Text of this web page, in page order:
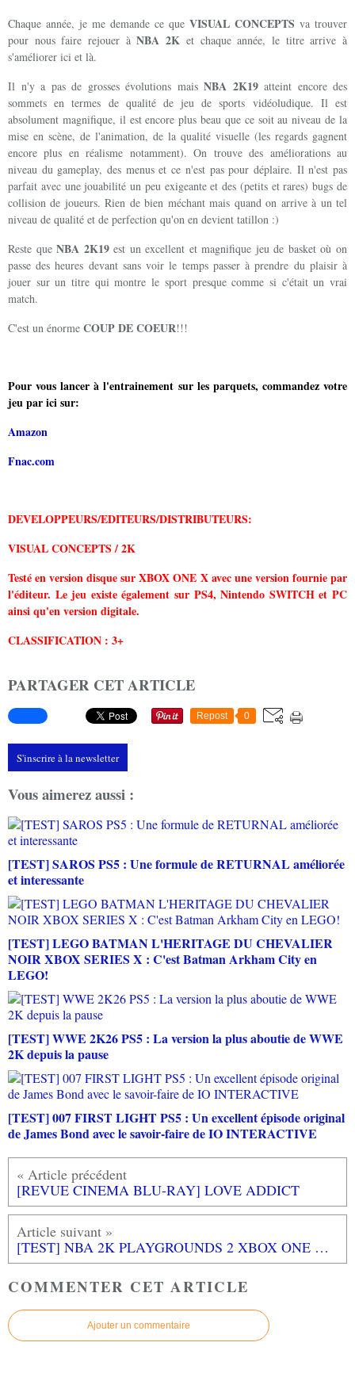
Chaque année, je me demande ce que VISUAL CONCEPTS va trouver
pour nous faire rejouer àNBA 2K et chaque année, le titre arrive à
s'améliorer ici et là.
Il n'y a pas de grosses évolutions mais NBA 2K19atteint encore des
sommets en termes de qualité de jeu de sports vidéoludique. Il est
absolument magnifique, il est encore plus beau que ce soit au niveau de la
mise en scène, de l'animation, de la qualité visuelle (les regards gagnent
encore plus en réalisme notamment). On trouve des améliorations au
niveau du gameplay, des menus et ce n'est pas pour déplaire. Il n'est pas
parfait avec une jouabilité un peu exigeante et des (petits et rares) bugs de
collision de joueurs. Rien de bien méchant mais quand on arrive à un tel
niveau de qualité et de perfection qu'on en devient tatillon :)
Reste queNBA 2K19est un excellent et magnifique jeu de basket où on
passe des heures devant sans voir le temps passer à prendre du plaisir à
jouer sur un titre qui montre le sport presque comme si c'était un vrai
match.
C'est un énorme COUP DE COEUR!!!
Pour vous lancer à l'entrainement sur les parquets, commandez votre
jeupar ici sur:
Amazon
Fnac.com
DEVELOPPEURS/EDITEURS/DISTRIBUTEURS:
VISUAL CONCEPTS / 2K
Testé en version disque sur XBOX ONE X avec une version fournie par
l'éditeur. Le jeu existe également sur PS4, Nintendo SWITCH et PC
ainsi qu'en version digitale.
CLASSIFICATION : 3+
PARTAGER CET ARTICLE
Repost 0
S'inscrire à la newsletter
Vous aimerez aussi :
[TEST] SAROS PS5 : Une formule de RETURNAL améliorée
et interessante
[TEST] LEGO BATMAN L'HERITAGE DU CHEVALIER
NOIR XBOX SERIES X : C'est Batman Arkham City en
LEGO!
[TEST] WWE 2K26 PS5 : La version la plus aboutie de WWE
2K depuis la pause
[TEST] 007 FIRST LIGHT PS5 : Un excellent épisode original
de James Bond avec le savoir-faire de IO INTERACTIVE
[REVUE CINEMA BLU-RAY] LOVE ADDICT
[TEST] NBA 2K PLAYGROUNDS 2 XBOX ONE X : du basket fun et arcade
COMMENTER CET ARTICLE
Ajouter un commentaire